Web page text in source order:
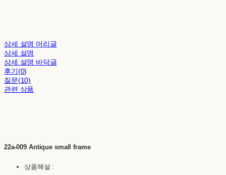
상세 설명 머리글
상세 설명
상세 설명 바닥글
후기(0)
질문(10)
관련 상품
22a-009 Antique small frame
상품해설 :